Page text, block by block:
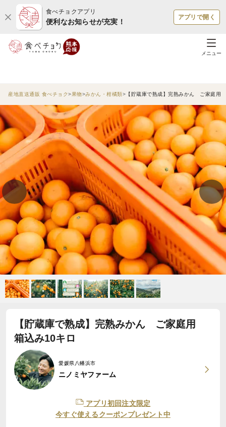
食べチョクアプリ
便利なお知らせが充実！
アプリで開く
メニュー
産地直送通販 食べチョク 果物 みかん・柑橘類 【貯蔵庫で熟成】完熟みかん ご家庭用
【貯蔵庫で熟成】完熟みかん ご家庭用
箱込み10キロ
愛媛県八幡浜市
ニノミヤファーム
アプリ初回注文限定
今すぐ使えるクーポンプレゼント中